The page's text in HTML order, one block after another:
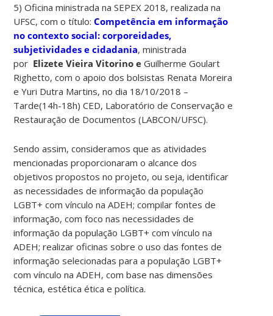
5) Oficina ministrada na SEPEX 2018, realizada na
UFSC, com o título:Competência em informação
no contexto social: corporeidades,
subjetividades e cidadania, ministrada
por Elizete Vieira Vitorino eGuilherme Goulart
Righetto, com o apoio dos bolsistas Renata Moreira
e Yuri Dutra Martins, no dia 18/10/2018 –
Tarde(14h-18h) CED, Laboratório de Conservação e
Restauração de Documentos (LABCON/UFSC).
Sendo assim, consideramos que as atividades
mencionadas proporcionaram o alcance dos
objetivos propostos no projeto, ou seja, identificar
as necessidades de informação da população
LGBT+ com vínculo na ADEH; compilar fontes de
informação, com foco nas necessidades de
informação da população LGBT+ com vínculo na
ADEH; realizar oficinas sobre o uso das fontes de
informação selecionadas para a população LGBT+
com vínculo na ADEH, com base nas dimensões
técnica, estética ética e política.